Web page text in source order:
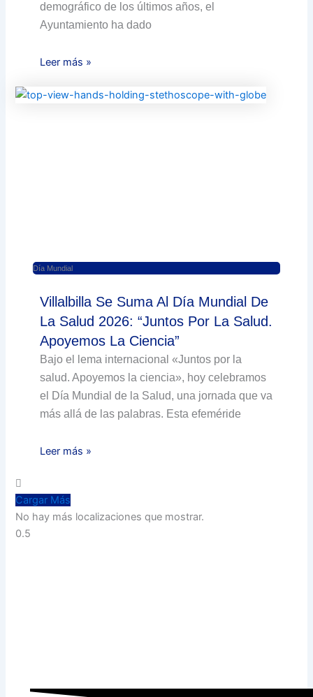
demográfico de los últimos años, el
Ayuntamiento ha dado
Leer más »
Día Mundial
Villalbilla Se Suma Al Día Mundial De
La Salud 2026: “Juntos Por La Salud.
Apoyemos La Ciencia”
Bajo el lema internacional «Juntos por la
salud. Apoyemos la ciencia», hoy celebramos
el Día Mundial de la Salud, una jornada que va
más allá de las palabras. Esta efeméride
Leer más »
Cargar Más
No hay más localizaciones que mostrar.